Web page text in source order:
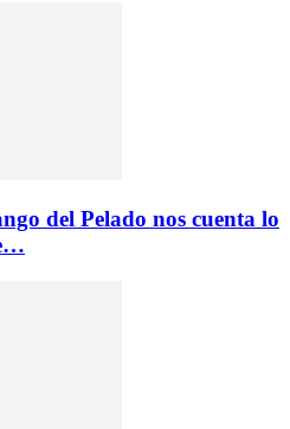
del Pelado nos cuenta lo